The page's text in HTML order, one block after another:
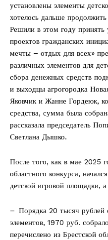
установлены элементы
хотелось дальше
Решили в этом году принять
проектов гражданских
мечты – отдых для всех»
различных элементов для
сбора денежных средств
и выходцы агрогородка
Яковчик и Жанне Гордеюк,
средства, сумма была
рассказала председатель
Светлана Дышко.
После того, как в мае 2025
областного конкурса,
детской игровой площадки,
– Порядка 20 тысяч руб­лей
элементов, 1970 руб.
перечислено из Брестской